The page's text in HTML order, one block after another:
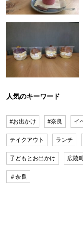
人気のキーワード
#お出かけ #奈良 イ
テイクアウト ランチ
子どもとお出かけ 広陵
＃奈良